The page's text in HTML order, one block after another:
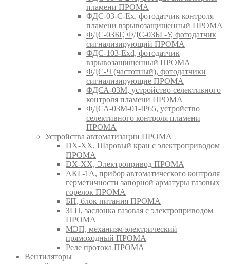
пламени ПРОМА
ФДС-03-С-Ex, фотодатчик контроля
пламени взрывозащищенный ПРОМА
ФДС-03БГ, ФДС-03БГ-У, фотодатчик
сигнализирующий ПРОМА
ФДС-103-Ехd, фотодатчик
взрывозащищенный ПРОМА
ФДС-Ч (частотный), фотодатчики
сигнализирующие ПРОМА
ФДСА-03М, устройство селективного
контроля пламени ПРОМА
ФДСА-03М-01-IP65, устройство
селективного контроля пламени
ПРОМА
Устройства автоматизации ПРОМА
DX-XX, Шаровый кран c электроприводом
ПРОМА
DX-XX, Электропривод ПРОМА
АКГ-1А, прибор автоматического контроля
герметичности запорной арматуры газовых
горелок ПРОМА
БП, блок питания ПРОМА
ЗГП, заслонка газовая с электроприводом
ПРОМА
МЭП, механизм электрический
прямоходный ПРОМА
Реле протока ПРОМА
Вентиляторы